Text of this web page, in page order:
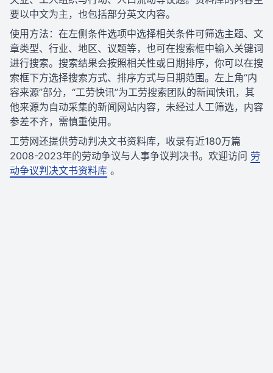
要以中文为主，也包括部分英文内容。
使用方法：在左侧条件选项中选择相关条件可筛选主题、文
章类型、行业、地区、议题等，也可在搜索框中输入关键词
进行搜索。搜索结果会按照相关性或日期排序，你可以在搜
索框下方选择搜索方式、排序方式与日期范围。左上角“内
容来源”部分，“工劳快讯”为工劳搜索团队的新闻快讯，其
他来源为自动采集的新闻网站内容，未经过人工筛选，内容
参差不齐，需慎重使用。
工劳网还提供劳动判决文书资料库，收录有近180万篇
2008-2023年的劳动争议与人事争议判决书。欢迎访问 劳
动争议判决文书资料库 。